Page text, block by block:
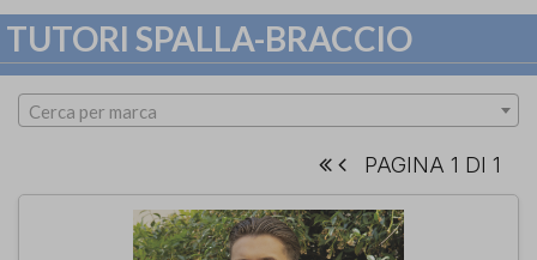
TUTORI SPALLA-BRACCIO
Cerca per marca
PAGINA 1 DI 1